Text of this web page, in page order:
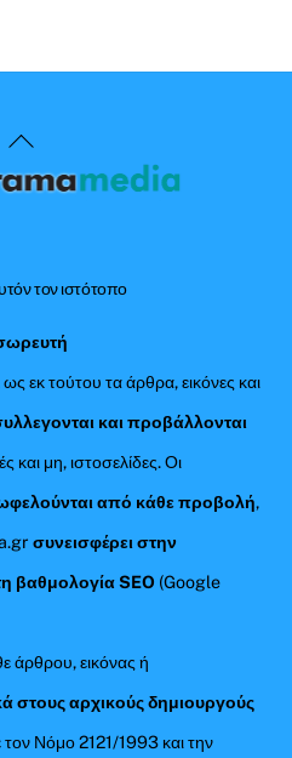
Back
To
τον ιστότοπο
εκ τούτου τα άρθρα, εικόνες και
και προβάλλονται
και μη, ιστοσελίδες. Οι
από κάθε προβολή,
συνεισφέρει στην
βαθμολογία SEO (Google
άρθρου, εικόνας ή
στους αρχικούς δημιουργούς
Νόμο 2121/1993 και την